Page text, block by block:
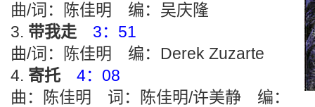
曲/词：陈佳明 编：吴庆隆
带我走
3：51
曲/词：陈佳明 编：Derek Zuzarte
寄托
4：08
曲：陈佳明 词：陈佳明/许美静 编：